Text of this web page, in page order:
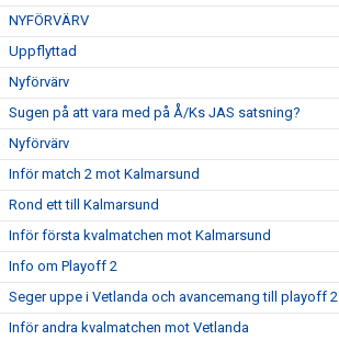
NYFÖRVÄRV
Uppflyttad
Nyförvärv
Sugen på att vara med på Å/Ks JAS satsning?
Nyförvärv
Inför match 2 mot Kalmarsund
Rond ett till Kalmarsund
Inför första kvalmatchen mot Kalmarsund
Info om Playoff 2
Seger uppe i Vetlanda och avancemang till playoff 2
Inför andra kvalmatchen mot Vetlanda